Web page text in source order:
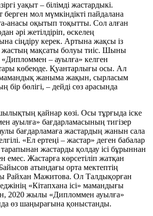
уақыт – білімді жастардыкі.
мол мүмкіндікті пайдалана
анасы оқытып тоқытты. Сол алған
әрі жетілдіріп, өскелең
сіңдіру керек. Артына жақсы із
жастың мақсаты болуы тиіс. Шыны
«Дипломмен – ауылға» келген
көбеюде. Қуантарлығы осы. Ал
жаныма жақын, сырласым
бір бөлігі, – дейді сөз арасында
қайнар көзі. Осы тұрғыда іске
ауылға» бағдарламасының тигізер
бағдарламаға жастардың жанын сала
«Ел ертеңі – жастар» деген бабалар
тарапынан жастарды қолдау ісі бұрыннан
емес. Жастарға көрсетіліп жатқан
атындағы орта мектептің
Райхан Мажитова. Ол Талдықорған
«Кітапхана ісі» мамандығы
2020 жылы «Дипломмен ауылға»
өз шаңырағына қоныстанды.